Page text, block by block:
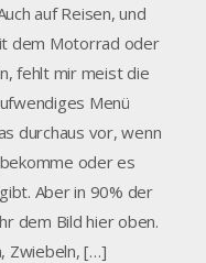
auf Reisen, und
dem Motorrad oder
fehlt mir meist die
Menü
durchaus vor, wenn
oder es
Aber in 90% der
dem Bild hier oben.
Zwiebeln, […]